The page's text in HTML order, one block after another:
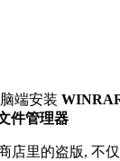
端安装
件管理器
店里的盗版, 不